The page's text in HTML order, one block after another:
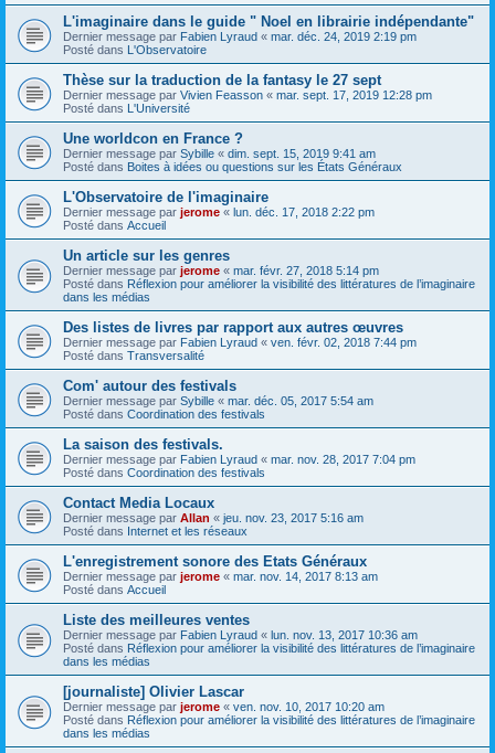
L'imaginaire dans le guide " Noel en librairie indépendante"
Dernier message par Fabien Lyraud « mar. déc. 24, 2019 2:19 pm
Posté dans L'Observatoire
Thèse sur la traduction de la fantasy le 27 sept
Dernier message par Vivien Feasson « mar. sept. 17, 2019 12:28 pm
Posté dans L'Université
Une worldcon en France ?
Dernier message par Sybille « dim. sept. 15, 2019 9:41 am
Posté dans Boites à idées ou questions sur les États Généraux
L'Observatoire de l'imaginaire
Dernier message par jerome « lun. déc. 17, 2018 2:22 pm
Posté dans Accueil
Un article sur les genres
Dernier message par jerome « mar. févr. 27, 2018 5:14 pm
Posté dans Réflexion pour améliorer la visibilité des littératures de l’imaginaire
dans les médias
Des listes de livres par rapport aux autres œuvres
Dernier message par Fabien Lyraud « ven. févr. 02, 2018 7:44 pm
Posté dans Transversalité
Com' autour des festivals
Dernier message par Sybille « mar. déc. 05, 2017 5:54 am
Posté dans Coordination des festivals
La saison des festivals.
Dernier message par Fabien Lyraud « mar. nov. 28, 2017 7:04 pm
Posté dans Coordination des festivals
Contact Media Locaux
Dernier message par Allan « jeu. nov. 23, 2017 5:16 am
Posté dans Internet et les réseaux
L'enregistrement sonore des Etats Généraux
Dernier message par jerome « mar. nov. 14, 2017 8:13 am
Posté dans Accueil
Liste des meilleures ventes
Dernier message par Fabien Lyraud « lun. nov. 13, 2017 10:36 am
Posté dans Réflexion pour améliorer la visibilité des littératures de l’imaginaire
dans les médias
[journaliste] Olivier Lascar
Dernier message par jerome « ven. nov. 10, 2017 10:20 am
Posté dans Réflexion pour améliorer la visibilité des littératures de l’imaginaire
dans les médias